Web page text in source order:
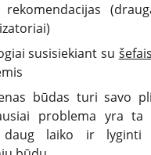
susisiekiant su šefais
būdas turi savo
problema yra ta
laiko ir lyginti